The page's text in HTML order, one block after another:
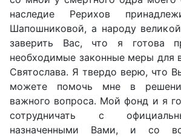
наследие Рерихов
Шапошниковой, а народу
заверить Вас, что я готова
необходимые законные меры для
Святослава. Я твердо верю, что
можете помочь мне в
важного вопроса. Мой фонд и я
сотрудничать с
назначенными Вами, и со